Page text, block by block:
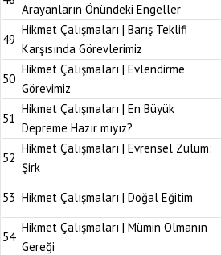
Arayanların Önündeki Engeller
49
Hikmet Çalışmaları | Barış Teklifi
Karşısında Görevlerimiz
50
Hikmet Çalışmaları | Evlendirme
Görevimiz
51
Hikmet Çalışmaları | En Büyük
Depreme Hazır mıyız?
52
Hikmet Çalışmaları | Evrensel Zulüm:
Şirk
53 Hikmet Çalışmaları | Doğal Eğitim
54
Hikmet Çalışmaları | Mümin Olmanın
Gereği